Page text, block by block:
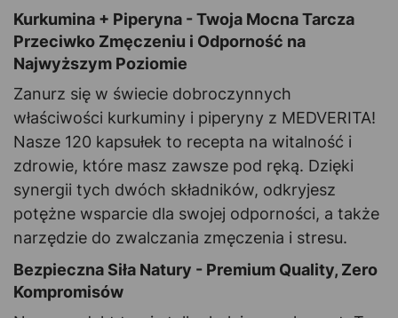
Kurkumina + Piperyna - Twoja Mocna Tarcza
Przeciwko Zmęczeniu i Odporność na
Najwyższym Poziomie
Zanurz się w świecie dobroczynnych
właściwości kurkuminy i piperyny z MEDVERITA!
Nasze 120 kapsułek to recepta na witalność i
zdrowie, które masz zawsze pod ręką. Dzięki
synergii tych dwóch składników, odkryjesz
potężne wsparcie dla swojej odporności, a także
narzędzie do zwalczania zmęczenia i stresu.
Bezpieczna Siła Natury - Premium Quality, Zero
Kompromisów